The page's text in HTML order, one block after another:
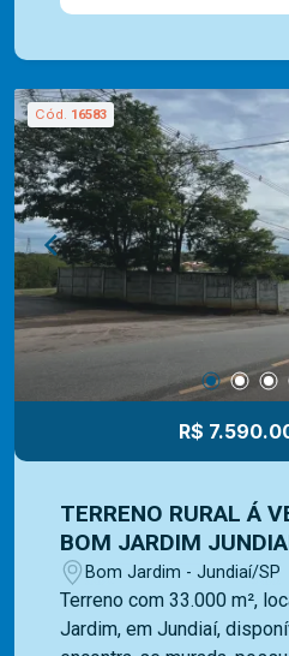
com uma vasta
comerciais e lançamentos
Imóveis é especializada e
exclusivo para melhor te atender.
seu atendimento!
Cód. 16583
R$
TERRENO RURAL Á
BOM JARDIM
Bom Jardim - Jundiaí/SP
Terreno com 33.000 m²,
Jardim, em Jundiaí,